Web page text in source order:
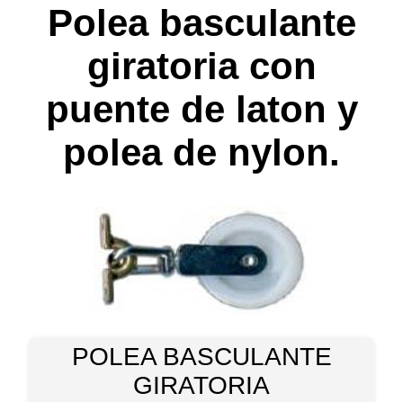
Polea basculante
giratoria con
puente de laton y
polea de nylon.
POLEA BASCULANTE
GIRATORIA